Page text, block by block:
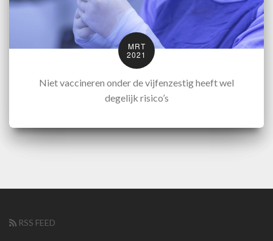
MRT
2021
Niet vaccineren onder de vijfenzestig heeft wel
degelijk risico’s
RSS FEED